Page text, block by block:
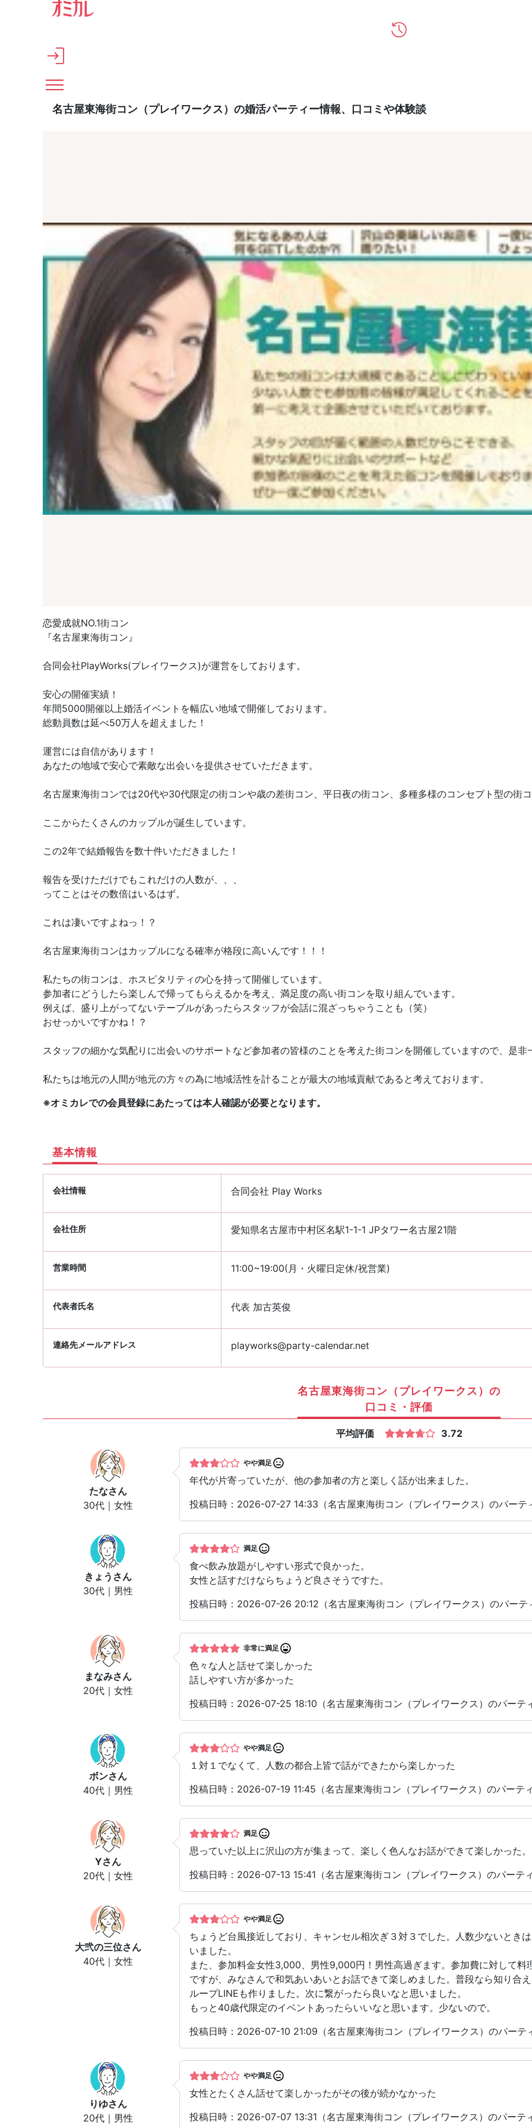
メインコンテンツへスキップ
名古屋東海街コン（プレイワークス）の婚活パーティー情報、口コミや体験談
恋愛成就NO.1街コン
『名古屋東海街コン』
合同会社PlayWorks(プレイワークス)が運営をしております。
安心の開催実績！
年間5000開催以上婚活イベントを幅広い地域で開催しております。
総動員数は延べ50万人を超えました！
運営には自信があります！
あなたの地域で安心で素敵な出会いを提供させていただきます。
名古屋東海街コンでは20代や30代限定の街コンや歳の差街コン、平日夜の街コン、多種多様のコンセプト型の街
ここからたくさんのカップルが誕生しています。
この2年で結婚報告を数十件いただきました！
報告を受けただけでもこれだけの人数が、、、
ってことはその数倍はいるはず。
これは凄いですよねっ！？
名古屋東海街コンはカップルになる確率が格段に高いんです！！！
私たちの街コンは、ホスピタリティの心を持って開催しています。
参加者にどうしたら楽しんで帰ってもらえるかを考え、満足度の高い街コンを取り組んでいます。
例えば、盛り上がってないテーブルがあったらスタッフが会話に混ざっちゃうことも（笑）
おせっかいですかね！？
スタッフの細かな気配りに出会いのサポートなど参加者の皆様のことを考えた街コンを開催していますので、是非
私たちは地元の人間が地元の方々の為に地域活性を計ることが最大の地域貢献であると考えております。
※オミカレでの会員登録にあたっては本人確認が必要となります。
基本情報
会社情報 合同会社 Play Works
会社住所 愛知県名古屋市中村区名駅1-1-1 JPタワー名古屋21階
営業時間 11:00~19:00(月・火曜日定休/祝営業)
代表者氏名 代表 加古英俊
連絡先メールアドレス playworks@party-calendar.net
名古屋東海街コン（プレイワークス）の
口コミ・評価
平均評価 3.72
たなさん
30代｜女性
やや満足
年代が片寄っていたが、他の参加者の方と楽しく話が出来ました。
投稿日時：2026-07-27 14:33（名古屋東海街コン（プレイワークス）のパーテ
きょう さん
30代｜男性
満足
食べ飲み放題がしやすい形式で良かった。
女性と話すだけならちょうど良さそうですた。
投稿日時：2026-07-26 20:12（名古屋東海街コン（プレイワークス）のパーテ
まなみさん
20代｜女性
非常に満足
色々な人と話せて楽しかった
話しやすい方が多かった
投稿日時：2026-07-25 18:10（名古屋東海街コン（プレイワークス）のパーテ
ボンさん
40代｜男性
やや満足
１対１でなくて、人数の都合上皆で話ができたから楽しかった
投稿日時：2026-07-19 11:45（名古屋東海街コン（プレイワークス）のパーティ
Yさん
20代｜女性
満足
思っていた以上に沢山の方が集まって、楽しく色んなお話ができて楽しかった。
投稿日時：2026-07-13 15:41（名古屋東海街コン（プレイワークス）のパーティ
大弐の三位さん
40代｜女性
やや満足
ちょうど台風接近しており、キャンセル相次ぎ３対３でした。人数少ないとき
いました。
また、参加料金女性3,000、男性9,000円！男性高過ぎます。参加費に対して料
ですが、みなさんで和気あいあいとお話できて楽しめました。普段なら知り合
ループLINEも作りました。次に繋がったら良いなと思いました。
もっと40歳代限定のイベントあったらいいなと思います。少ないので。
投稿日時：2026-07-10 21:09（名古屋東海街コン（プレイワークス）のパーテ
りゆさん
20代｜男性
やや満足
女性とたくさん話せて楽しかったがその後が続かなかった
投稿日時：2026-07-07 13:31（名古屋東海街コン（プレイワークス）のパーテ